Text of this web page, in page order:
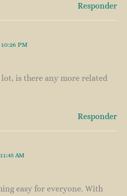
Responder
PM
is there any more related
Responder
AM
easy for everyone. With